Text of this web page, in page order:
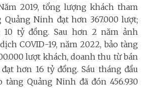
2019, tổng lượng khách tham
Quảng Ninh đạt hơn 367.000 lượt;
10 tỷ đồng.Sau hơn 2 năm ảnh
COVID-19, năm 2022, bảo tàng
lượt khách, doanh thu từ bán
hơn 16 tỷ đồng. Sáu tháng đầu
tàng Quảng Ninh đã đón 456.930